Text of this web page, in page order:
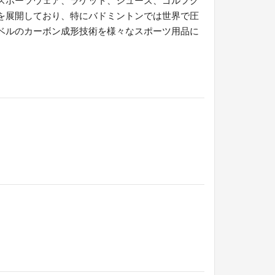
開しており、特にバドミントンでは世界で圧
のカーボン成形技術を様々なスポーツ用品に